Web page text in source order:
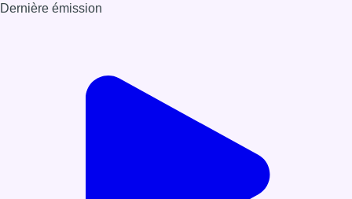
Dernière émission